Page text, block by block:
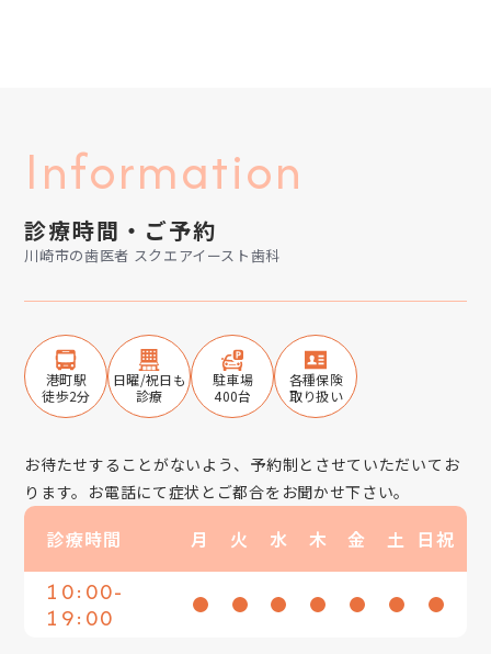
Information
診療時間・ご予約
川崎市の歯医者 スクエアイースト歯科
港町駅
徒歩2分
日曜/祝日も
診療
駐車場
400台
各種保険
取り扱い
お待たせすることがないよう、予約制とさせていただいてお
ります。お電話にて症状とご都合をお聞かせ下さい。
診療時間 月 火 水 木 金 土 日祝
10:00-
19:00